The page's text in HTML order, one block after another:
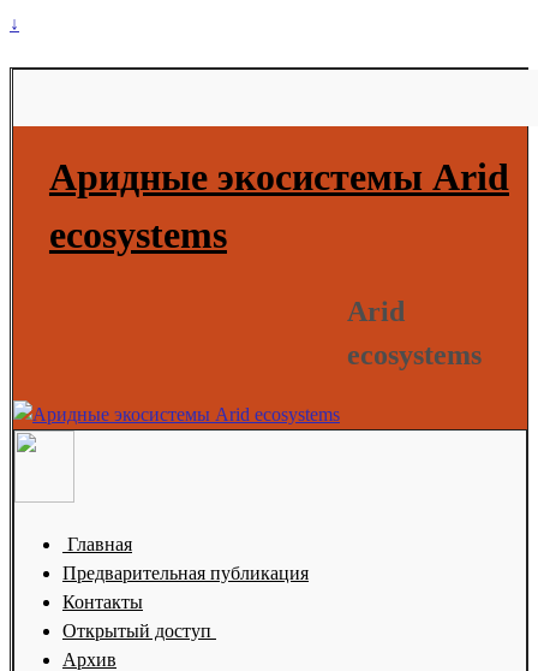
↓
Аридные экосистемы Arid
ecosystems
Arid
ecosystems
Главная
Предварительная публикация
Контакты
Открытый доступ
Архив